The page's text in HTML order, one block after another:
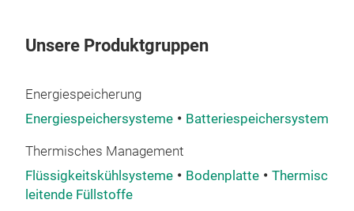
Unsere Produktgruppen
Energiespeicherung
Energiespeichersysteme
Batteriespeichersysteme
Thermisches Management
Flüssigkeitskühlsysteme
Bodenplatte
Thermisch
leitende Füllstoffe